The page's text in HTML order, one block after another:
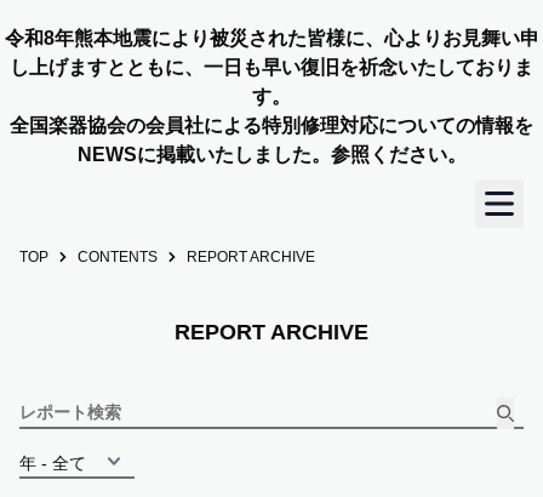
令和8年熊本地震により被災された皆様に、心よりお見舞い申
し上げますとともに、一日も早い復旧を祈念いたしておりま
す。
全国楽器協会の会員社による特別修理対応についての情報を
NEWSに掲載いたしました。参照ください。
TOP
OUR STORY
TOP CONTENTS REPORT ARCHIVE
REPORT ARCHIVE